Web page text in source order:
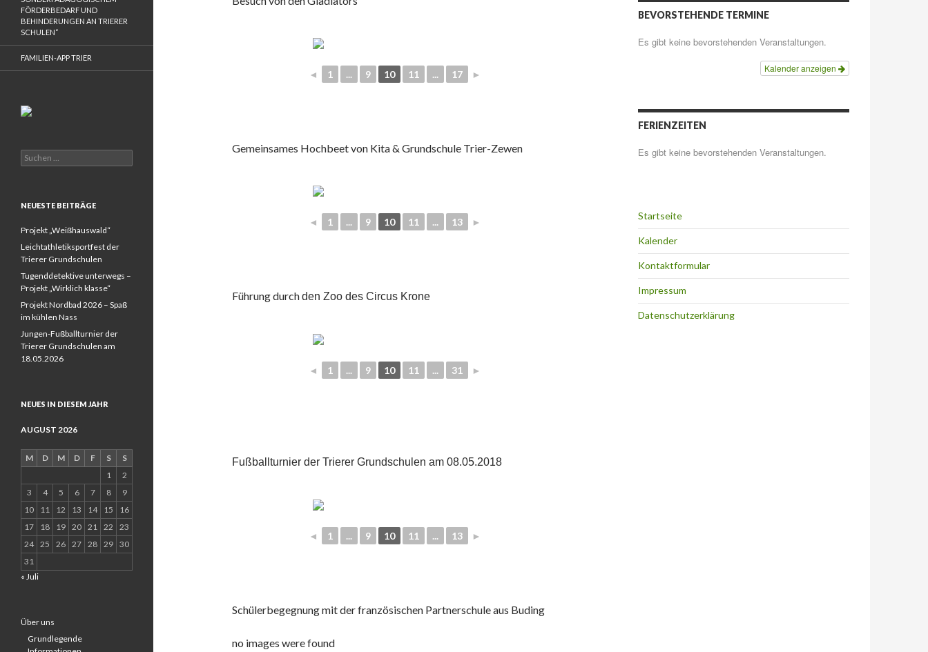
◄ 1 ... 9 10 11 ... 17 ►
Gemeinsames Hochbeet von Kita & Grundschule Trier-Zewen
◄ 1 ... 9 10 11 ... 13 ►
Führung durchden Zoo des Circus Krone
◄ 1 ... 9 10 11 ... 31 ►
Fußballturnier der Trierer Grundschulen am 08.05.2018
◄ 1 ... 9 10 11 ... 13 ►
Schülerbegegnung mit der französischen Partnerschule aus Buding
no images were found
BEVORSTEHENDE TERMINE
Es gibt keine bevorstehenden Veranstaltungen.
Kalender anzeigen
FERIENZEITEN
Es gibt keine bevorstehenden Veranstaltungen.
Startseite
Kalender
Kontaktformular
Impressum
Datenschutzerklärung
FÖRDERBEDARF UND
BEHINDERUNGEN AN TRIERER
SCHULEN“
FAMILIEN-APP TRIER
Suchen
nach:
NEUESTE BEITRÄGE
Projekt „Weißhauswald“
Leichtathletiksportfest der
Trierer Grundschulen
Tugenddetektive unterwegs –
Projekt „Wirklich klasse“
Projekt Nordbad 2026 – Spaß
im kühlen Nass
Jungen-Fußballturnier der
Trierer Grundschulen am
18.05.2026
NEUES IN DIESEM JAHR
AUGUST 2026
M D M D F S
S
1
2
3
4 5 6 7 8
9
10
11 12 13 14 15
16
17
18 19 20 21 22
23
24 25 26 27 28 29 30
31
« Juli
Über uns
Grundlegende